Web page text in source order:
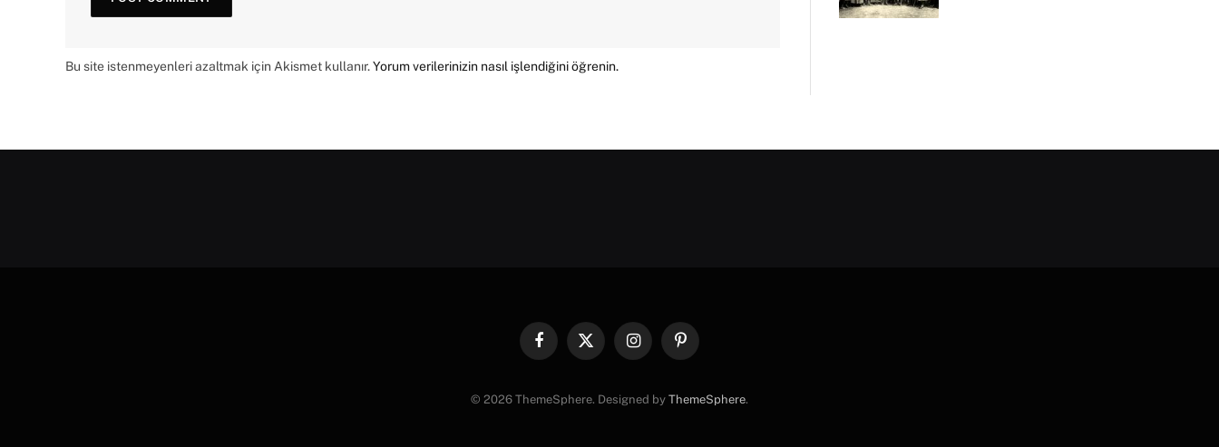
Bu site istenmeyenleri azaltmak için Akismet kullanır.Yorum verilerinizin nasıl işlendiğini öğrenin.
FacebookX
InstagramPinterest
© 2026 ThemeSphere. Designed by ThemeSphere.